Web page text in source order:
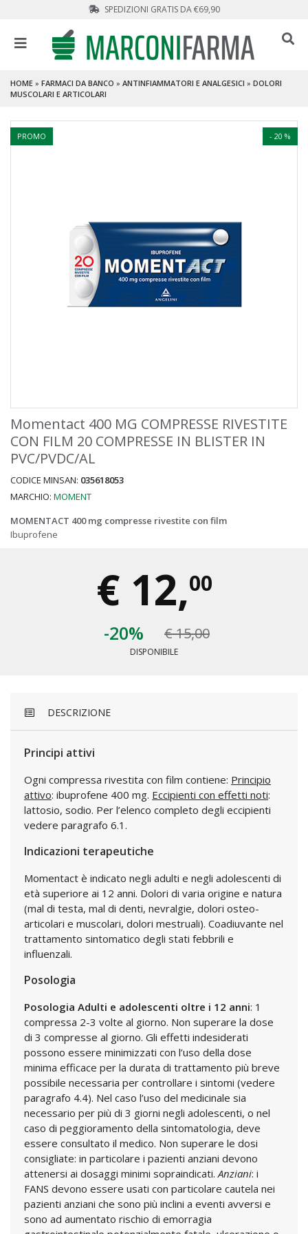
SPEDIZIONI GRATIS DA €69,90
HOME » FARMACI DA BANCO » ANTINFIAMMATORI E ANALGESICI » DOLORI
MUSCOLARI E ARTICOLARI
- 20 %
PROMO
Momentact 400 MG COMPRESSE RIVESTITE
CON FILM 20 COMPRESSE IN BLISTER IN
PVC/PVDC/AL
CODICE MINSAN: 035618053
MARCHIO: MOMENT
MOMENTACT 400 mg compresse rivestite con film
Ibuprofene
€ 12,00
-20% € 15,00
DISPONIBILE
DESCRIZIONE
Principi attivi
Ogni compressa rivestita con film contiene: Principio
attivo: ibuprofene 400 mg. Eccipienti con effetti noti:
lattosio, sodio. Per l’elenco completo degli eccipienti
vedere paragrafo 6.1.
Indicazioni terapeutiche
Momentact è indicato negli adulti e negli adolescenti di
età superiore ai 12 anni. Dolori di varia origine e natura
(mal di testa, mal di denti, nevralgie, dolori osteo-
articolari e muscolari, dolori mestruali). Coadiuvante nel
trattamento sintomatico degli stati febbrili e
influenzali.
Posologia
Posologia Adulti e adolescenti oltre i 12 anni: 1
compressa 2-3 volte al giorno. Non superare la dose
di 3 compresse al giorno. Gli effetti indesiderati
possono essere minimizzati con l’uso della dose
minima efficace per la durata di trattamento più breve
possibile necessaria per controllare i sintomi (vedere
paragrafo 4.4). Nel caso l’uso del medicinale sia
necessario per più di 3 giorni negli adolescenti, o nel
caso di peggioramento della sintomatologia, deve
essere consultato il medico. Non superare le dosi
consigliate: in particolare i pazienti anziani devono
attenersi ai dosaggi minimi sopraindicati.Anziani: i
FANS devono essere usati con particolare cautela nei
pazienti anziani che sono più inclini a eventi avversi e
sono ad aumentato rischio di emorragia